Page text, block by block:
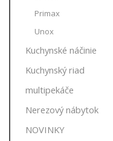
Primax
Unox
Kuchynské náčinie
Kuchynský riad
multipekáče
Nerezový nábytok
NOVINKY